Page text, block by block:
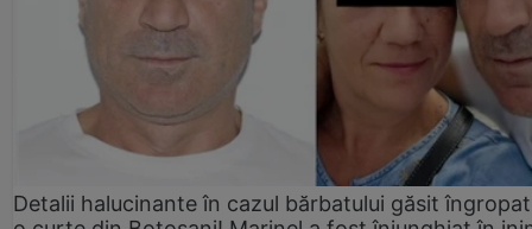
Detalii halucinante în cazul bărbatului găsit